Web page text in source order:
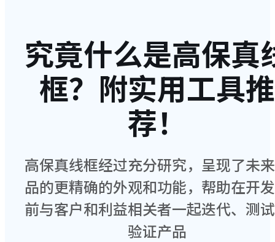
究竟什么是高保真
框？附实用工具推
荐！
高保真线框经过充分研究，呈现了未
品的更精确的外观和功能，帮助在开
前与客户和利益相关者一起迭代、测
验证产品